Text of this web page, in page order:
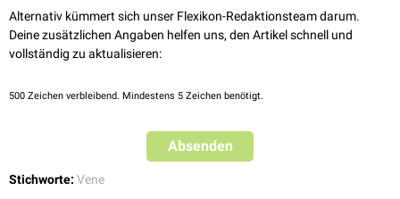
unpaaresGefäß die Funktion alleine übernimmt.
Postnataldegeneriert ebenfalls die Vena umbilicalis sinistra, wobei das
Rudiment derobliteriertenVene als
Alternativ kümmert sich unser Flexikon-Redaktionsteam darum.
Deine zusätzlichen Angaben helfen uns, den Artikel schnell und
vollständig zu aktualisieren:
500 Zeichen verbleibend. Mindestens 5 Zeichen benötigt.
Absenden
Stichworte: Vene